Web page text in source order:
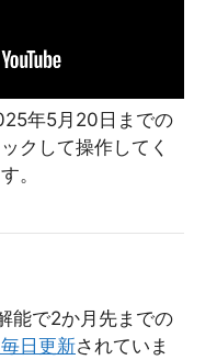
年5月20日までの
クして操作してく
。
能で2か月先までの
日更新されていま